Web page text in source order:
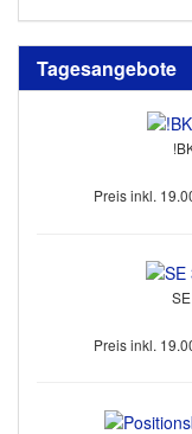
Tagesangebote
Preis inkl.
Preis inkl.